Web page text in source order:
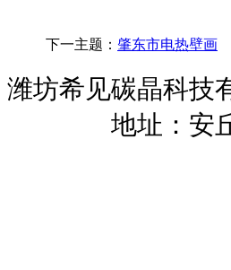
下一主题： 肇东市电热壁画
潍坊希见碳晶科
地址：安